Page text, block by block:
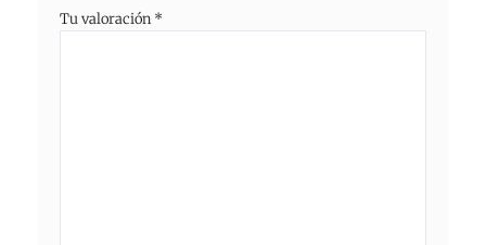
Tu valoración *